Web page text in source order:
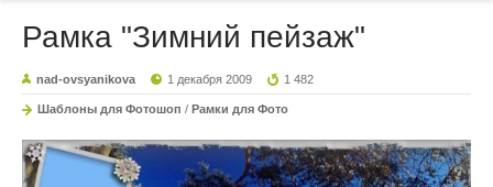
Рамка "Зимний пейзаж"
nad-ovsyanikova 1 декабря 2009 1 482
Шаблоны для Фотошоп / Рамки для Фото